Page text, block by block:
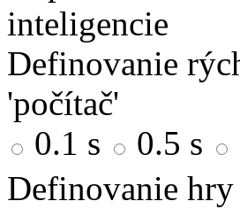
inteligencie
Definovanie
'počítač'
0.1 s
0.5 s
Definovanie hry